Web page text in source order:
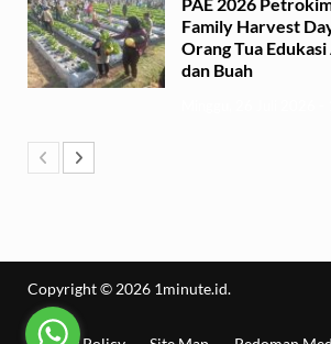
Family Harvest
Orang Tua
dan Buah
Copyright © 2026 1minute.id.